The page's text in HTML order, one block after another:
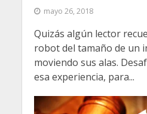
mayo 26, 2018
Quizás algún lector
robot del tamaño de un
moviendo sus alas.
esa experiencia, para...